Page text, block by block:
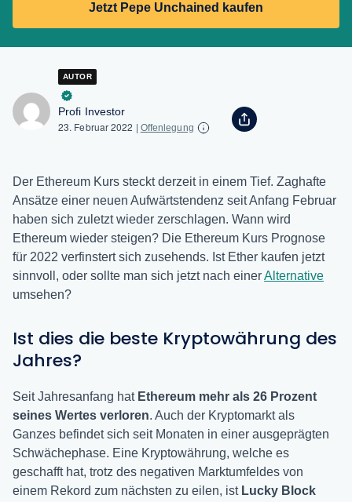
Jetzt Pepe Unchained kaufen
AUTOR
Profi Investor
23. Februar 2022 | Offenlegung
Der Ethereum Kurs steckt derzeit in einem Tief. Zaghafte
Ansätze einer neuen Aufwärtstendenz seit Anfang Februar
haben sich zuletzt wieder zerschlagen. Wann wird
Ethereum wieder steigen? Die Ethereum Kurs Prognose
für 2022 verfinstert sich zusehends. Ist Ether kaufen jetzt
sinnvoll, oder sollte man sich jetzt nach einerAlternative
umsehen?
Ist dies die beste Kryptowährung des
Jahres?
Seit Jahresanfang hat Ethereum mehr als 26 Prozent
seines Wertes verloren. Auch der Kryptomarkt als
Ganzes befindet sich seit Monaten in einer ausgeprägten
Schwächephase. Eine Kryptowährung, welche es
geschafft hat, trotz des negativen Marktumfeldes von
einem Rekord zum nächsten zu eilen, ist Lucky Block